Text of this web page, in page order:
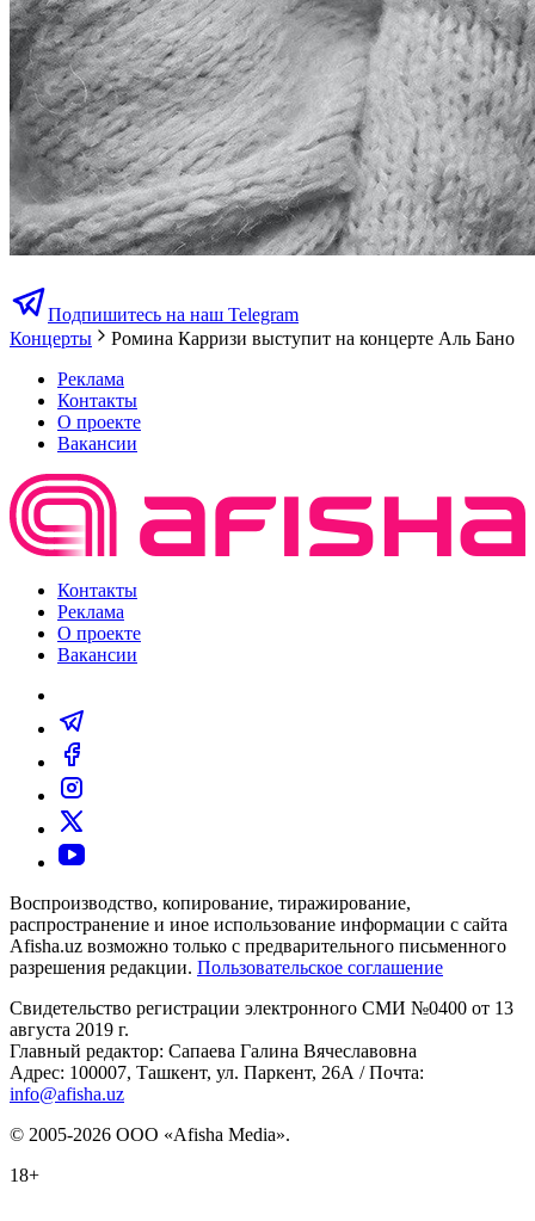
Подпишитесь на наш Telegram
Концерты
Ромина Карризи выступит на концерте Аль Бано
Реклама
Контакты
О проекте
Вакансии
Контакты
Реклама
О проекте
Вакансии
Воспроизводство, копирование, тиражирование,
распространение и иное использование информации с сайта
Afisha.uz возможно только с предварительного письменного
разрешения редакции. Пользовательское соглашение
Свидетельство регистрации электронного СМИ №0400 от 13
августа 2019 г.
Главный редактор: Сапаева Галина Вячеславовна
Адрес: 100007, Ташкент, ул. Паркент, 26А / Почта:
info@afisha.uz
© 2005-2026 ООО «Afisha Media».
18+